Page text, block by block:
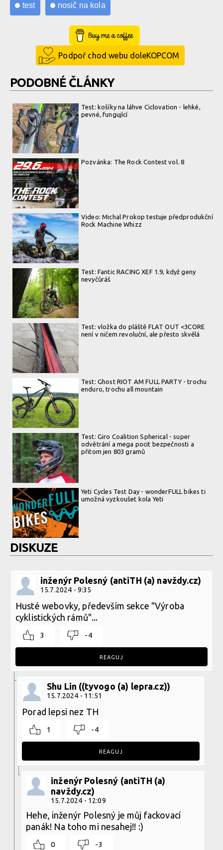
test nosič na kola
Buy Me a Coffee
Podpoř chod webu doleKOPCOM
PODOBNÉ ČLÁNKY
Test: košíky na láhve Ciclovation - lehké,
pevné, fungující
Pozvánka: The Rock Contest vol. 8
Video: Michal Prokop testuje předprodukční
Rock Machine Whizz
Test: Fantic RACING XEF 1.9, když geny
nevyčůráš
Test: vložka do pláště FLAT OUT <3CORE
není v ničem revoluční, ale přesto skvělá
Test: Ghost RIOT AM FULL PARTY - trochu
enduro, trochu all mountain
Test: Giro Coalition Spherical - super
odvětrání a mega pocit bezpečnosti a
přitom jen 803 gramů
Yeti Cycles Test Day - wonderFULL bikes ti
umožná vyzkoušet kola Yeti
DISKUZE
inženýr Polesný (antiTH (a) navždy.cz)
15.7.2024 - 9:35
Husté webovky, především sekce "Výroba
cyklistických rámů"...
3 -4
REAGUJ
Shu Lin ((tyvogo (a) lepra.cz))
15.7.2024 - 11:51
Porad lepsi nez TH
1 -4
REAGUJ
inženýr Polesný (antiTH (a)
navždy.cz)
15.7.2024 - 12:09
Hehe, inženýr Polesný je můj fackovací
panák! Na toho mi nesahej!! :)
0 -3